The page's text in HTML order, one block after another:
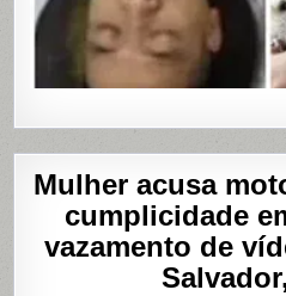
Mulher acusa
cumplicidade
vazamento de